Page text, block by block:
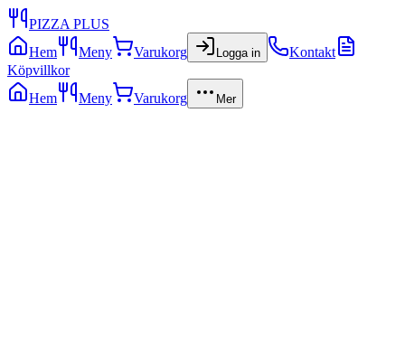
PIZZA PLUS
Hem
Meny Varukorg Logga in
Kontakt
Köpvillkor
Hem
Meny Varukorg Mer